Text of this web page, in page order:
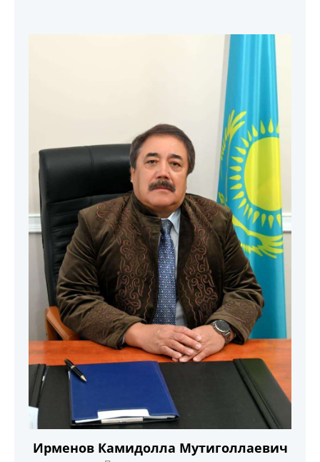
Ирменов Камидолла Мутиголлаевич